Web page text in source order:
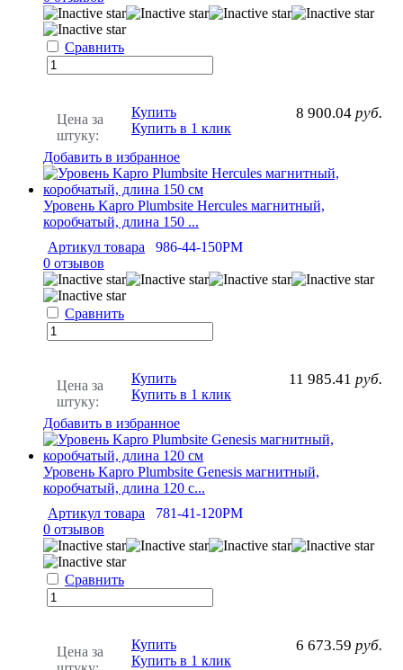
Сравнить
Цена за
штуку:
8 900.04 руб.
Купить
Купить в 1 клик
Добавить в избранное
Уровень Kapro Plumbsite Hercules магнитный,
коробчатый, длина 150 ...
Артикул товара
986-44-150РМ
0 отзывов
Сравнить
Цена за
штуку:
11 985.41 руб.
Купить
Купить в 1 клик
Добавить в избранное
Уровень Kapro Plumbsite Genesis магнитный,
коробчатый, длина 120 с...
Артикул товара
781-41-120РМ
0 отзывов
Сравнить
Цена за
6 673.59 руб.
Купить
Купить в 1 клик